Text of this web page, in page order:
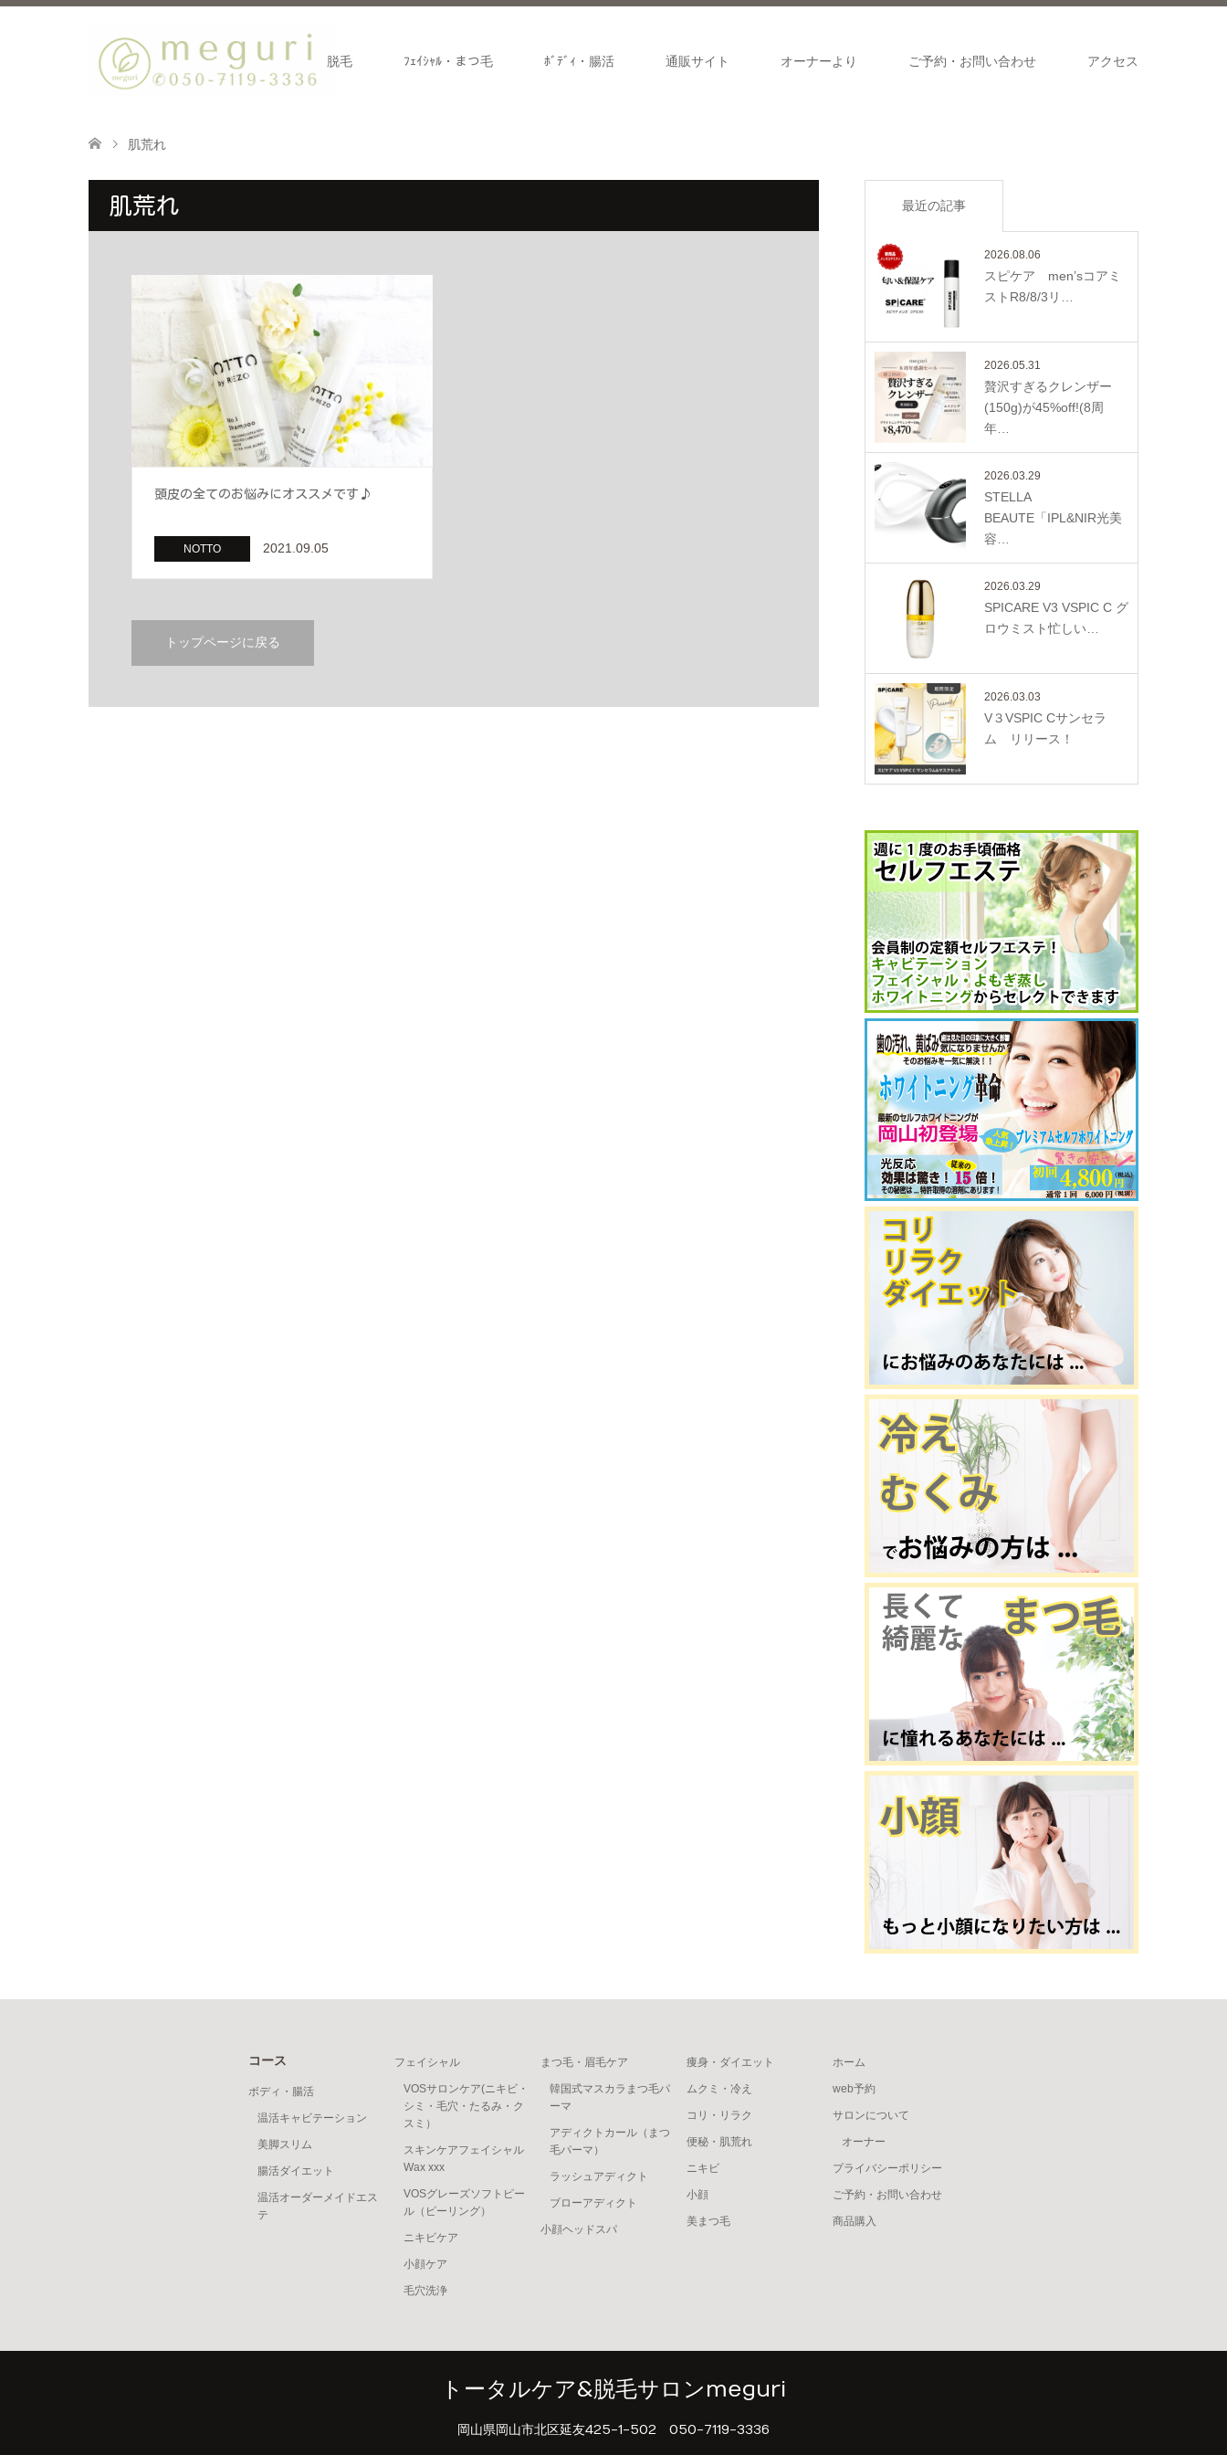
脱毛 ﾌｪｲｼｬﾙ・まつ毛 ﾎﾞﾃﾞｨ・腸活 通販サイト オーナーより ご予約・お問い合わせ アクセス
肌荒れ
肌荒れ
頭皮の全てのお悩みにオススメです♪
NOTTO 2021.09.05
トップページに戻る
最近の記事
2026.08.06
スピケア men’sコアミ
ストR8/8/3リ…
2026.05.31
贅沢すぎるクレンザー
(150g)が45%off!(8周
年…
2026.03.29
STELLA
BEAUTE「IPL&NIR光美
容…
2026.03.29
SPICARE V3 VSPIC C グ
ロウミスト忙しい…
2026.03.03
V３VSPIC Cサンセラ
ム リリース！
コース
ボディ・腸活
温活キャビテーション
美脚スリム
腸活ダイエット
温活オーダーメイドエス
テ
フェイシャル
VOSサロンケア(ニキビ・
シミ・毛穴・たるみ・ク
スミ）
スキンケアフェイシャル
Wax xxx
VOSグレーズソフトピー
ル（ピーリング）
ニキビケア
小顔ケア
毛穴洗浄
まつ毛・眉毛ケア
韓国式マスカラまつ毛パ
ーマ
アディクトカール（まつ
毛パーマ）
ラッシュアディクト
ブローアディクト
小顔ヘッドスパ
痩身・ダイエット
ムクミ・冷え
コリ・リラク
便秘・肌荒れ
ニキビ
小顔
美まつ毛
ホーム
web予約
サロンについて
オーナー
プライバシーポリシー
ご予約・お問い合わせ
商品購入
トータルケア&脱毛サロンmeguri
岡山県岡山市北区延友425-1-502 050-7119-3336